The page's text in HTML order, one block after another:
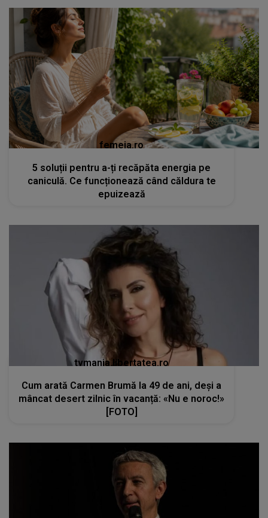
femeia.ro
5 soluții pentru a-ți recăpăta energia pe
caniculă. Ce funcționează când căldura te
epuizează
tvmania.libertatea.ro
Cum arată Carmen Brumă la 49 de ani, deși a
mâncat desert zilnic în vacanță: «Nu e noroc!»
[FOTO]